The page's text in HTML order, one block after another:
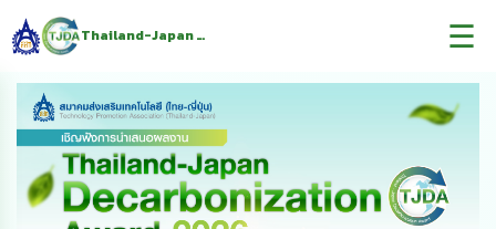
Thailand-Japan Decarbonization Award ☰